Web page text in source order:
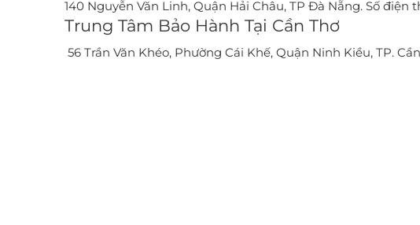
140 Nguyễn Văn Linh, Quận Hải Châu, TP Đà Nẵng. Số điện
Trung Tâm Bảo Hành Tại Cần Thơ
56 Trần Văn Khéo, Phường Cái Khế, Quận Ninh Kiều, TP.